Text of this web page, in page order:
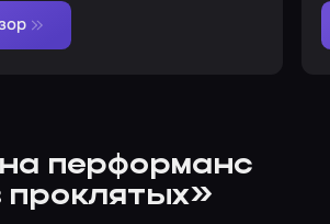
и обманчивость
грани между вымыслом и
прекрасной основой для
которой не имеют связи с
безумцы и психопаты,
больного разума,
перформанс
проклятых»